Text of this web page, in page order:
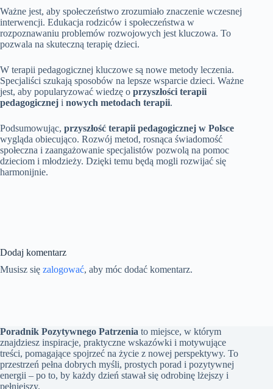
Ważne jest, aby społeczeństwo zrozumiało znaczenie wczesnej
interwencji. Edukacja rodziców i społeczeństwa w
rozpoznawaniu problemów rozwojowych jest kluczowa. To
pozwala na skuteczną terapię dzieci.
W terapii pedagogicznej kluczowe są nowe metody leczenia.
Specjaliści szukają sposobów na lepsze wsparcie dzieci. Ważne
jest, aby popularyzować wiedzę o przyszłości terapii
pedagogicznej i nowych metodach terapii.
Podsumowując, przyszłość terapii pedagogicznej w Polsce
wygląda obiecująco. Rozwój metod, rosnąca świadomość
społeczna i zaangażowanie specjalistów pozwolą na pomoc
dzieciom i młodzieży. Dzięki temu będą mogli rozwijać się
harmonijnie.
Dodaj komentarz
Musisz się zalogować, aby móc dodać komentarz.
Poradnik Pozytywnego Patrzenia to miejsce, w którym
znajdziesz inspiracje, praktyczne wskazówki i motywujące
treści, pomagające spojrzeć na życie z nowej perspektywy. To
przestrzeń pełna dobrych myśli, prostych porad i pozytywnej
energii – po to, by każdy dzień stawał się odrobinę lżejszy i
pełniejszy.